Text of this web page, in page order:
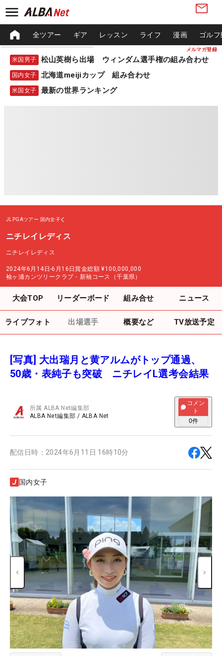
メルマガ登録
全ツアー ギア レッスン ライフ 漫画 ゴル
米国男子 松山英樹ら出場 ウィンダム選手権の組み合わせ
国内女子 北海道meijiカップ 組み合わせ
米国女子 最新の世界ランキング
JLPGAツアー 国内女子
ニチレイレディス
ニチレイレディス
2024年6月14日-6月16日賞金総額 ¥100,000,000
袖ヶ浦カンツリークラブ・新袖コース（千葉県）
大会TOP リーダーボード 組み合せ ニュース
ライブフォト 出場選手 概要など TV放送予定
[写真] 大出瑞月と黄アルムがトップ通過、
50歳・表純子も突破 ニチレイL選考会結果
所属ALBA Net編集部
ALBA Net編集部 / ALBA Net
コメン
ト
0件
配信日時： 2024年6月11日 16時10分
国内女子